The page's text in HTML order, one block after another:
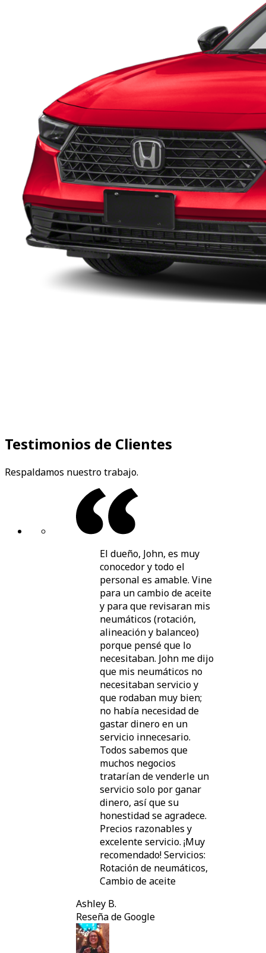
Testimonios de Clientes
Respaldamos nuestro trabajo.
El dueño, John, es muy
conocedor y todo el
personal es amable. Vine
para un cambio de aceite
y para que revisaran mis
neumáticos (rotación,
alineación y balanceo)
porque pensé que lo
necesitaban. John me dijo
que mis neumáticos no
necesitaban servicio y
que rodaban muy bien;
no había necesidad de
gastar dinero en un
servicio innecesario.
Todos sabemos que
muchos negocios
tratarían de venderle un
servicio solo por ganar
dinero, así que su
honestidad se agradece.
Precios razonables y
excelente servicio. ¡Muy
recomendado! Servicios:
Rotación de neumáticos,
Cambio de aceite
Ashley B.
Reseña de Google